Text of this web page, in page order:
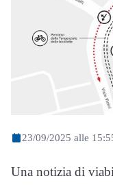
23/09/2025 alle
Una notizia di